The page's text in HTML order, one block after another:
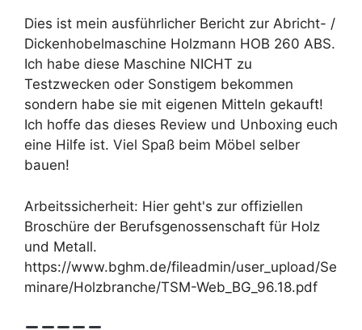
Dies ist mein ausführlicher Bericht zur Abricht- /
Dickenhobelmaschine Holzmann HOB 260 ABS.
Ich habe diese Maschine NICHT zu
Testzwecken oder Sonstigem bekommen
sondern habe sie mit eigenen Mitteln gekauft!
Ich hoffe das dieses Review und Unboxing euch
eine Hilfe ist. Viel Spaß beim Möbel selber
bauen!
Arbeitssicherheit: Hier geht's zur offiziellen
Broschüre der Berufsgenossenschaft für Holz
und Metall.
https://www.bghm.de/fileadmin/user_upload/Se
minare/Holzbranche/TSM-Web_BG_96.18.pdf